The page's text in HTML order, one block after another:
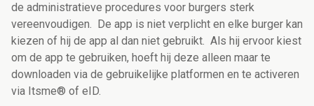
de administratieve procedures voor burgers sterk
vereenvoudigen. De app is niet verplicht en elke burger kan
kiezen of hij de app al dan niet gebruikt. Als hij ervoor kiest
om de app te gebruiken, hoeft hij deze alleen maar te
downloaden via de gebruikelijke platformen en te activeren
via Itsme® of eID.